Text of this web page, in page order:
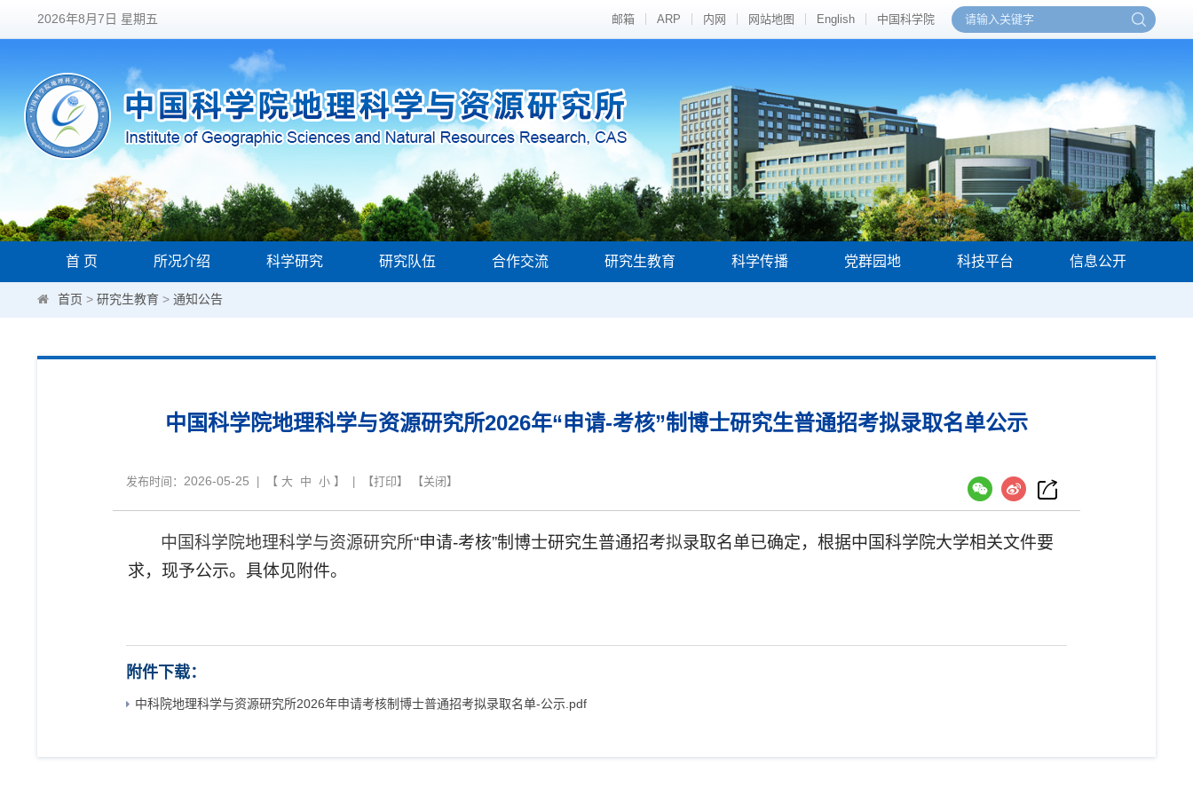
2026年8月7日 星期五 邮箱 ARP 内网 网站地图 English 中国科学院
首 页 所况介绍 科学研究 研究队伍 合作交流 研究生教育 科学传播 党群园地 科技平台 信息公开
首页 > 研究生教育 > 通知公告
中国科学院地理科学与资源研究所2026年“申请-考核”制博士研究生普通招考拟录取名单公示
发布时间： 2026-05-25 | 【 大 中 小 】 | 【打印】 【关闭 】
中国科学院地理科学与资源研究所“申请-考核”制博士研究生普通招考拟录取名单已确定，根据中国科学院大学相关文件要
求，现予公示。具体见附件。
附件下载：
中科院地理科学与资源研究所2026年申请考核制博士普通招考拟录取名单-公示.pdf